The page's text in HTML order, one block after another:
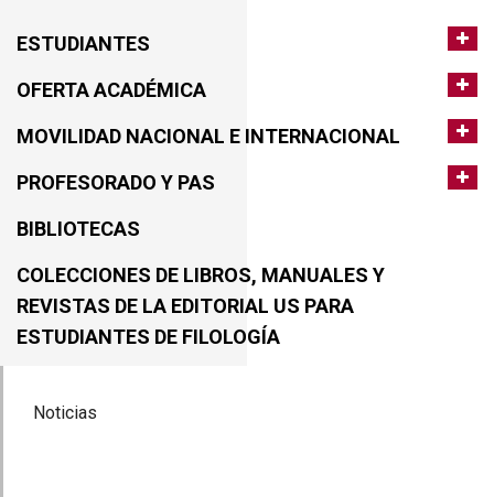
ESTUDIANTES
OFERTA ACADÉMICA
MOVILIDAD NACIONAL E INTERNACIONAL
PROFESORADO Y PAS
BIBLIOTECAS
COLECCIONES DE LIBROS, MANUALES Y
REVISTAS DE LA EDITORIAL US PARA
ESTUDIANTES DE FILOLOGÍA
Noticias